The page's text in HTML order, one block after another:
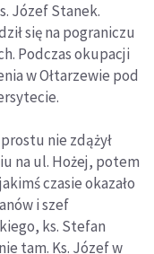
Józef Stanek.
się na pograniczu
Podczas okupacji
w Ołtarzewie pod
nie zdążył
na ul. Hożej, potem
czasie okazało
i szef
ks. Stefan
tam. Ks. Józef w